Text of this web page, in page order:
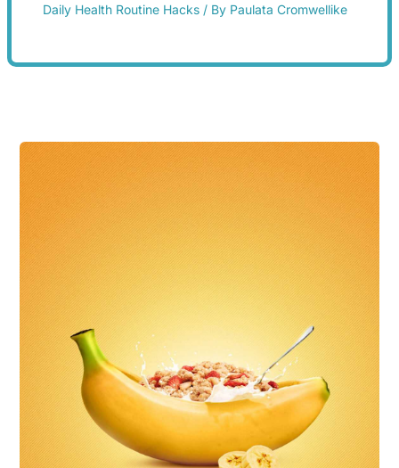
Daily Health Routine Hacks/ By Paulata Cromwellike